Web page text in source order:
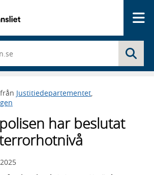
Justitiedepartementet,
har beslutat